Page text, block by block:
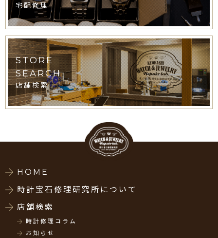
宅配修理
STORE
SEARCH
店舗検索
HOME
時計宝石修理研究所について
店舗検索
時計修理コラム
お知らせ